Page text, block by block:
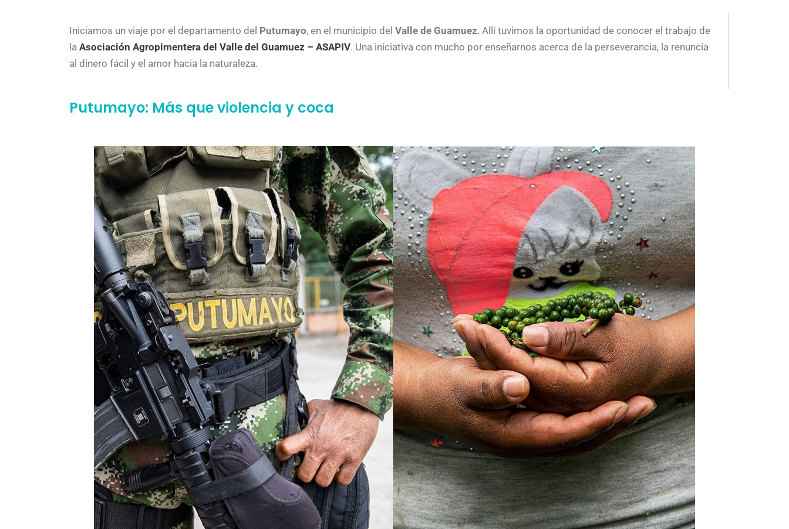
Iniciamos un viaje por el departamento del Putumayo, en el municipio del Valle de Guamuez. Allí tuvimos la oportunidad de conocer el trabajo de
la Asociación Agropimentera del Valle del Guamuez – ASAPIV. Una iniciativa con mucho por enseñarnos acerca de la perseverancia, la renuncia
al dinero fácil y el amor hacia la naturaleza.
Putumayo: Más que violencia y coca